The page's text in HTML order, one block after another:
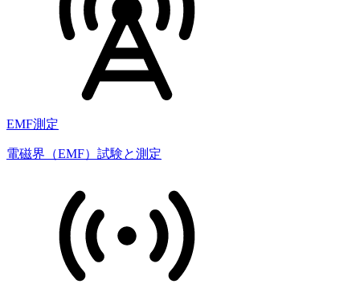
EMF測定
電磁界（EMF）試験と測定